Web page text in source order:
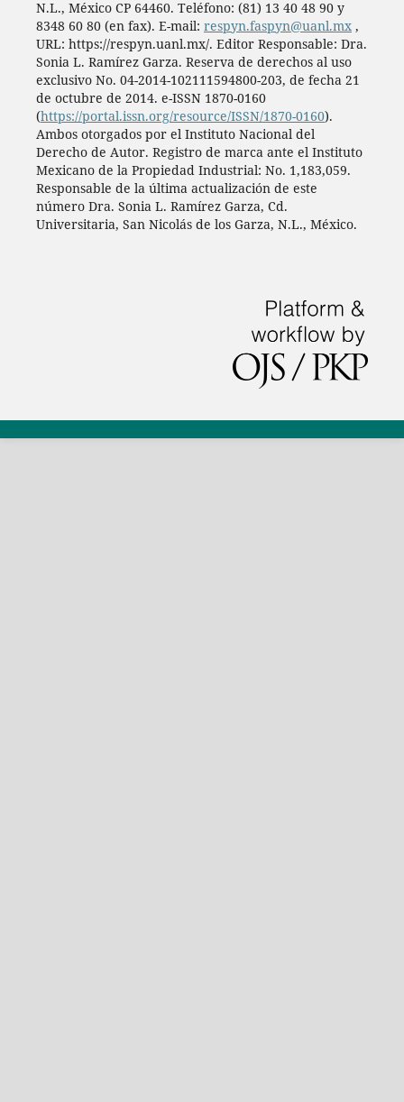
N.L., México CP 64460. Teléfono: (81) 13 40 48 90 y
8348 60 80 (en fax). E-mail: respyn.faspyn@uanl.mx,
URL: https://respyn.uanl.mx/. Editor Responsable: Dra.
Sonia L. Ramírez Garza. Reserva de derechos al uso
exclusivo No. 04-2014-102111594800-203, de fecha 21
de octubre de 2014. e-ISSN 1870-0160
(https://portal.issn.org/resource/ISSN/1870-0160).
Ambos otorgados por el Instituto Nacional del
Derecho de Autor. Registro de marca ante el Instituto
Mexicano de la Propiedad Industrial: No. 1,183,059.
Responsable de la última actualización de este
número Dra. Sonia L. Ramírez Garza, Cd.
Universitaria, San Nicolás de los Garza, N.L., México.